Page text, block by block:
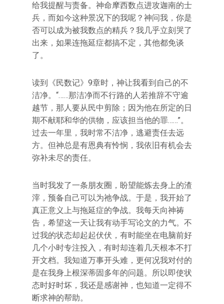
给我提醒与责备。神命摩西数点进攻迦南的士
兵，而如今这种景况下的我呢？神问我，你是
否可以成为被我数点的精兵？我几乎立刻哭了
出来，如果连拖延症都搞不定，其他都免谈
了。
读到《民数记》9章时，神让我看到自己的不
洁净。“……那洁净而不行路的人若推辞不守逾
越节，那人要从民中剪除；因为他在所定的日
期不献耶和华的供物，应该担当他的罪……”。
过去一年里，我时常不洁净，逃避责任去远
方。但神总是有恩典有怜悯，我依旧有机会去
弥补未尽的责任。
当时我发了一条朋友圈，盼望能炼去身上的渣
滓，预备自己可以为祂争战。于是，我开始了
真正意义上与拖延症的争战。我每天向神祷
告，希望这一天让我有动手写论文的力气。不
过我的状态却起起伏伏，有时能坐在电脑前好
几个小时专注投入，有时却连着几天根本不打
开文档。我知道万事开头难，更何况我对付的
是在我身上根深蒂固多年的问题。所以即使状
态时好时坏，我还是感谢神，也知道一定得不
断求神的帮助。